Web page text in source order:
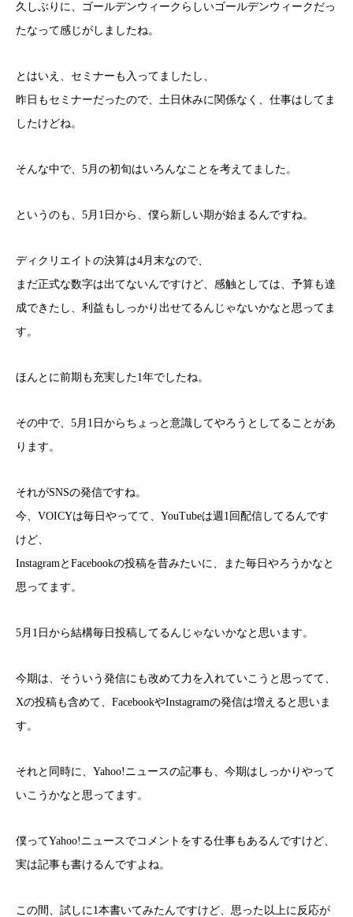
久しぶりに、ゴールデンウィークらしいゴールデンウィークだっ
たなって感じがしましたね。
とはいえ、セミナーも入ってましたし、
昨日もセミナーだったので、土日休みに関係なく、仕事はしてま
したけどね。
そんな中で、5月の初旬はいろんなことを考えてました。
というのも、5月1日から、僕ら新しい期が始まるんですね。
ディクリエイトの決算は4月末なので、
まだ正式な数字は出てないんですけど、感触としては、予算も達
成できたし、利益もしっかり出せてるんじゃないかなと思ってま
す。
ほんとに前期も充実した1年でしたね。
その中で、5月1日からちょっと意識してやろうとしてることがあ
ります。
それがSNSの発信ですね。
今、VOICYは毎日やってて、YouTubeは週1回配信してるんです
けど、
InstagramとFacebookの投稿を昔みたいに、また毎日やろうかなと
思ってます。
5月1日から結構毎日投稿してるんじゃないかなと思います。
今期は、そういう発信にも改めて力を入れていこうと思ってて、
Xの投稿も含めて、FacebookやInstagramの発信は増えると思いま
す。
それと同時に、Yahoo!ニュースの記事も、今期はしっかりやって
いこうかなと思ってます。
僕ってYahoo!ニュースでコメントをする仕事もあるんですけど、
実は記事も書けるんですよね。
この間、試しに1本書いてみたんですけど、思った以上に反応が